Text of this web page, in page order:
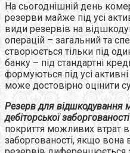
На сьогоднішній день
резерви майже під усі
види резервів на
операцій – загальний та
створюється тільки під
банку – під стандартні
формуються під усі
може достовірно оцінити
Резерв для відшкодування
дебіторської
покриття можливих втрат
заборгованості, якщо